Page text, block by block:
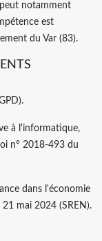
notamment
est
du Var (83).
à l'informatique,
n° 2018-493 du
dans l'économie
mai 2024 (SREN).